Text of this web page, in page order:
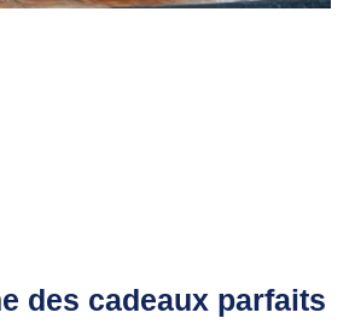
des cadeaux parfaits